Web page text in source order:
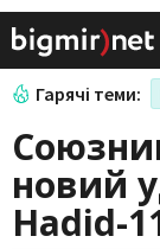
Гарячі теми:
новий
Hadid-